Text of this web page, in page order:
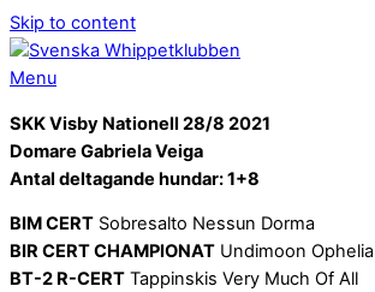
Skip to content
Menu
SKK Visby Nationell 28/8 2021
Domare Gabriela Veiga
Antal deltagande hundar: 1+8
BIM CERT Sobresalto Nessun Dorma
BIR CERT CHAMPIONAT Undimoon Ophelia
BT-2 R-CERT Tappinskis Very Much Of All